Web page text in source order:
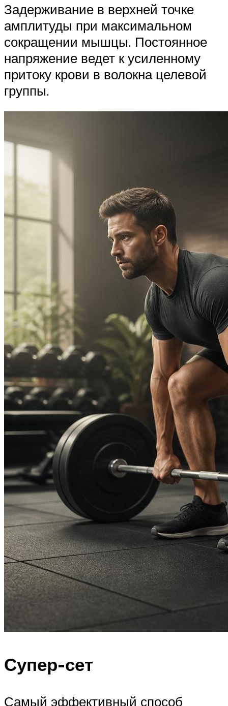
Задерживание в верхней точке
амплитуды при максимальном
сокращении мышцы. Постоянное
напряжение ведет к усиленному
притоку крови в волокна целевой
группы.
Супер-сет
Самый эффективный способ